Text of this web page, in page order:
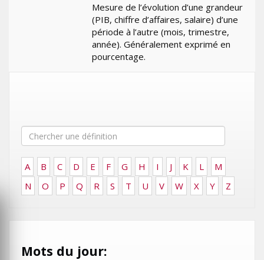
Mesure de l’évolution d’une grandeur
(PIB, chiffre d’affaires, salaire) d’une
période à l’autre (mois, trimestre,
année). Généralement exprimé en
pourcentage.
A B C D E F G H I J K L
M
N
O P Q R S T U V W X Y Z
Mots du jour: